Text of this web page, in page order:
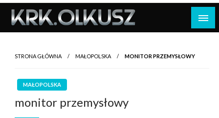
Skip
content
STRONA GŁÓWNA MAŁOPOLSKA MONITOR PRZEMYSŁOWY
MAŁOPOLSKA
monitor przemysłowy